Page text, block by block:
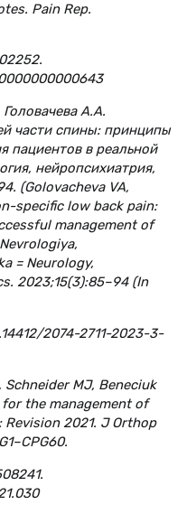
Pain Rep.
A.А.
части спины: принципы
пациентов в реальной
нейропсихиатрия,
(Golovacheva VA,
specific low back pain:
management of
= Neurology,
2023;15(3):85–94 (In
2074-2711-2023-3-
Schneider MJ, Beneciuk
the management of
2021. J Orthop